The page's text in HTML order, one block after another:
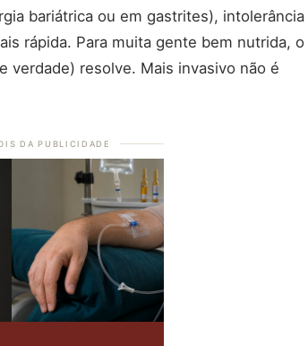
bariátrica ou em gastrites), intolerância
rápida. Para muita gente bem nutrida, o
verdade) resolve. Mais invasivo não é
DA PUBLICIDADE